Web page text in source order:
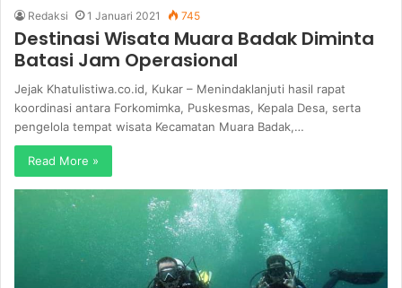
Redaksi 1 Januari 2021 745
Destinasi Wisata Muara Badak Diminta
Batasi Jam Operasional
Jejak Khatulistiwa.co.id, Kukar – Menindaklanjuti hasil rapat
koordinasi antara Forkomimka, Puskesmas, Kepala Desa, serta
pengelola tempat wisata Kecamatan Muara Badak,…
Read More »